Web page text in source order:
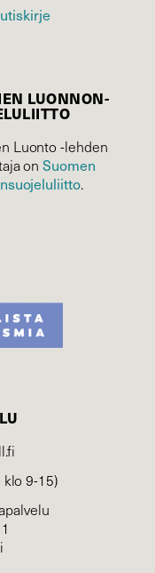
LUONNON­
Luonto -lehden
onSuomen
.
klo 9-15)